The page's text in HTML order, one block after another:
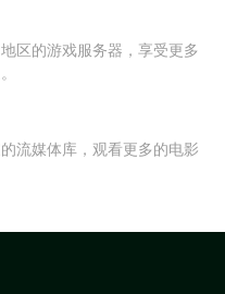
区的游戏服务器，享受更多
流媒体库，观看更多的电影